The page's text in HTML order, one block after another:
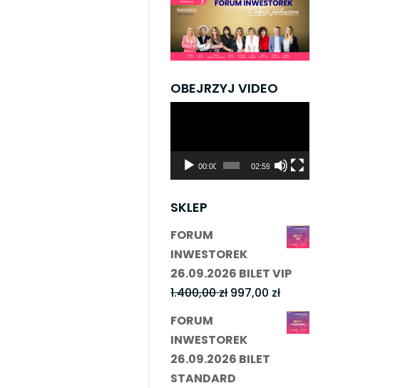
OBEJRZYJ VIDEO
00:00 02:59
SKLEP
FORUM
INWESTOREK
26.09.2026 BILET VIP
1.400,00zł Pierwotna
997,00 złAktualna
cena
wynosi:
FORUM
INWESTOREK
26.09.2026 BILET
STANDARD